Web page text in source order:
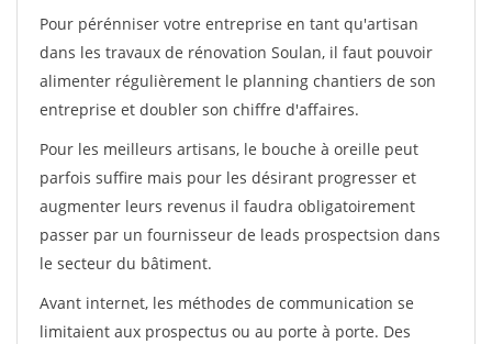
Pour pérénniser votre entreprise en tant qu'artisan
dans les travaux de rénovation Soulan, il faut pouvoir
alimenter régulièrement le planning chantiers de son
entreprise et doubler son chiffre d'affaires.
Pour les meilleurs artisans, le bouche à oreille peut
parfois suffire mais pour les désirant progresser et
augmenter leurs revenus il faudra obligatoirement
passer par un fournisseur de leads prospectsion dans
le secteur du bâtiment.
Avant internet, les méthodes de communication se
limitaient aux prospectus ou au porte à porte. Des